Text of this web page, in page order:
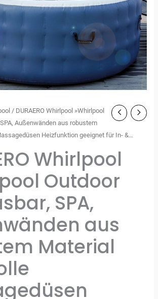
/ DURAERO Whirlpool »Whirlpool
Außenwänden aus robustem
Heizfunktion geeignet für In- &…
Whirlpool
Outdoor
SPA,
aus
Material